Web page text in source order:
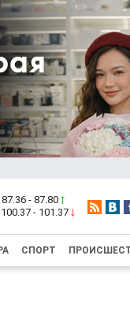
- 87.80
- 101.37
СПОРТ